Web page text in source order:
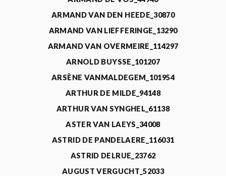
ARMAND VAN DEN HEEDE_30870
ARMAND VAN LIEFFERINGE_13290
ARMAND VAN OVERMEIRE_114297
ARNOLD BUYSSE_101207
ARSÈNE VANMALDEGEM_101954
ARTHUR DE MILDE_94148
ARTHUR VAN SYNGHEL_61138
ASTER VAN LAEYS_34008
ASTRID DE PANDELAERE_116031
ASTRID DELRUE_23762
AUGUST VERGUCHT_52033